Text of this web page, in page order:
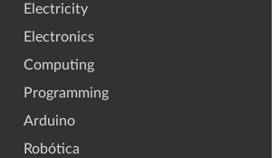
Electricity
Electronics
Computing
Programming
Arduino
Robótica